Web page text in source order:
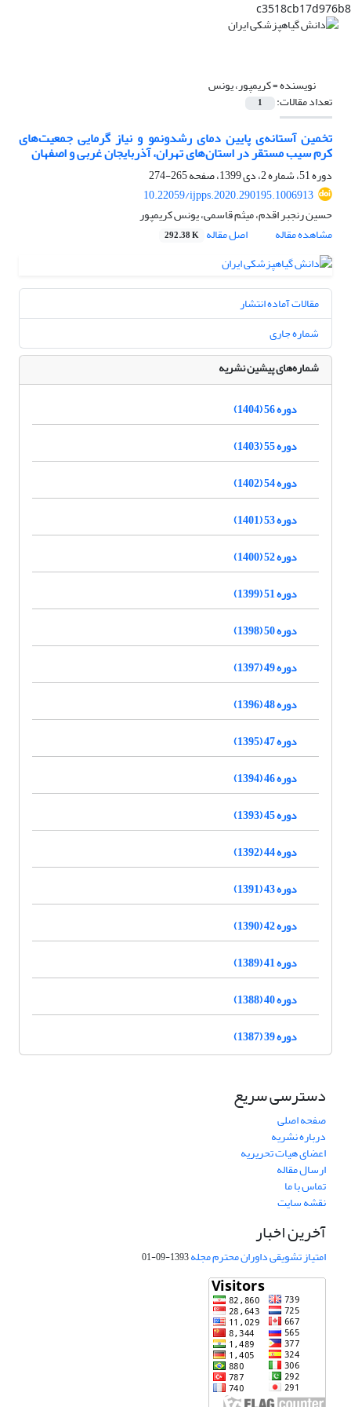
c3518cb17d976b8
نویسنده =کریمپور، یونس
تعداد مقالات: 1
تخمین آستانه‌ی پایین دمای رشدونمو و نیاز گرمایی جمعیت‌های
کرم سیب مستقر در استان‌های تهران، آذربایجان غربی و اصفهان
دوره 51، شماره 2، دی 1399، صفحه
265-274
10.22059/ijpps.2020.290195.1006913
حسین رنجبر اقدم، میثم قاسمی، یونس کریمپور
مشاهده مقاله
اصل مقاله 292.38 K
مقالات آماده انتشار
شماره جاری
شماره‌های پیشین نشریه
دوره 56 (1404)
دوره 55 (1403)
دوره 54 (1402)
دوره 53 (1401)
دوره 52 (1400)
دوره 51 (1399)
دوره 50 (1398)
دوره 49 (1397)
دوره 48 (1396)
دوره 47 (1395)
دوره 46 (1394)
دوره 45 (1393)
دوره 44 (1392)
دوره 43 (1391)
دوره 42 (1390)
دوره 41 (1389)
دوره 40 (1388)
دوره 39 (1387)
دسترسی سریع
صفحه اصلی
درباره نشریه
اعضای هیات تحریریه
ارسال مقاله
تماس با ما
نقشه سایت
آخرین اخبار
امتیاز تشویقی داوران محترم مجله1393-09-01